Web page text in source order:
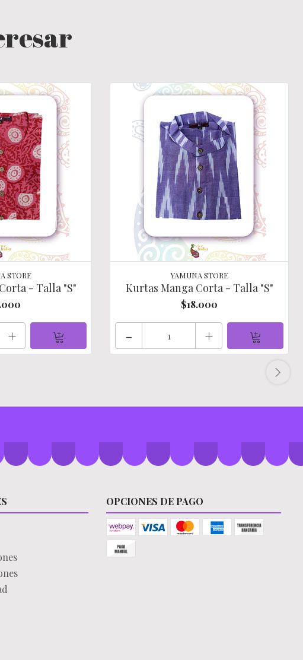
STORE
- Talla "S"
+
YAMUNA STORE
Kurtas Manga Corta - Talla "S"
$18.000
- +
OPCIONES DE PAGO